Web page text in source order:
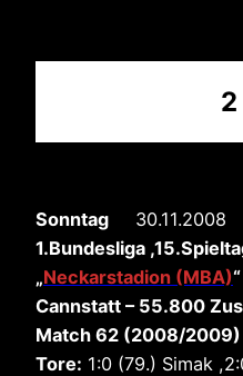
Sonntag 30.11.2008
1.Bundesliga
„Neckarstadion (MBA)“
Cannstatt – 55.800
Match 62 (2008/2009)
Tore: 1:0 (79.) Simak